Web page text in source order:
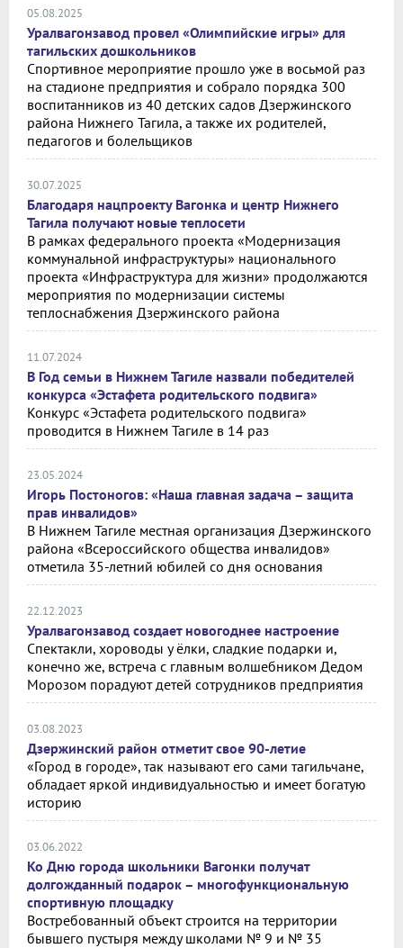
05.08.2025
Уралвагонзавод провел «Олимпийские игры» для
тагильских дошкольников
Спортивное мероприятие прошло уже в восьмой раз
на стадионе предприятия и собрало порядка 300
воспитанников из 40 детских садов Дзержинского
района Нижнего Тагила, а также их родителей,
педагогов и болельщиков
30.07.2025
Благодаря нацпроекту Вагонка и центр Нижнего
Тагила получают новые теплосети
В рамках федерального проекта «Модернизация
коммунальной инфраструктуры» национального
проекта «Инфраструктура для жизни» продолжаются
мероприятия по модернизации системы
теплоснабжения Дзержинского района
11.07.2024
В Год семьи в Нижнем Тагиле назвали победителей
конкурса «Эстафета родительского подвига»
Конкурс «Эстафета родительского подвига»
проводится в Нижнем Тагиле в 14 раз
23.05.2024
Игорь Постоногов: «Наша главная задача – защита
прав инвалидов»
В Нижнем Тагиле местная организация Дзержинского
района «Всероссийского общества инвалидов»
отметила 35-летний юбилей со дня основания
22.12.2023
Уралвагонзавод создает новогоднее настроение
Спектакли, хороводы у ёлки, сладкие подарки и,
конечно же, встреча с главным волшебником Дедом
Морозом порадуют детей сотрудников предприятия
03.08.2023
Дзержинский район отметит свое 90-летие
«Город в городе», так называют его сами тагильчане,
обладает яркой индивидуальностью и имеет богатую
историю
03.06.2022
Ко Дню города школьники Вагонки получат
долгожданный подарок – многофункциональную
спортивную площадку
Востребованный объект строится на территории
бывшего пустыря между школами № 9 и № 35